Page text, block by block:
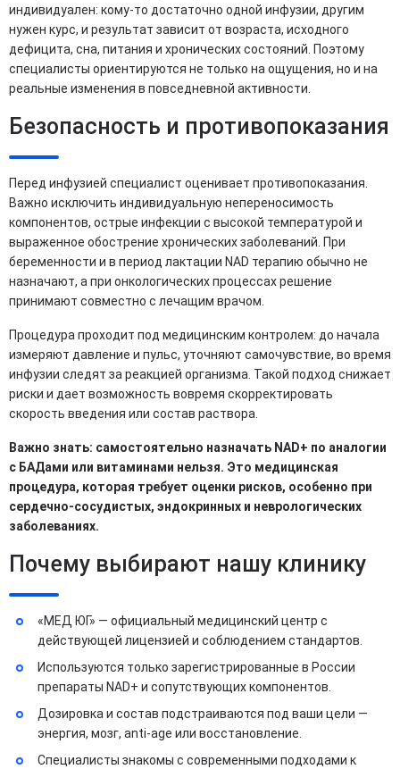
индивидуален: кому-то достаточно одной инфузии, другим
нужен курс, и результат зависит от возраста, исходного
дефицита, сна, питания и хронических состояний. Поэтому
специалисты ориентируются не только на ощущения, но и на
реальные изменения в повседневной активности.
Безопасность и противопоказания
Перед инфузией специалист оценивает противопоказания.
Важно исключить индивидуальную непереносимость
компонентов, острые инфекции с высокой температурой и
выраженное обострение хронических заболеваний. При
беременности и в период лактации NAD терапию обычно не
назначают, а при онкологических процессах решение
принимают совместно с лечащим врачом.
Процедура проходит под медицинским контролем: до начала
измеряют давление и пульс, уточняют самочувствие, во время
инфузии следят за реакцией организма. Такой подход снижает
риски и дает возможность вовремя скорректировать
скорость введения или состав раствора.
Важно знать: самостоятельно назначать NAD+ по аналогии
с БАДами или витаминами нельзя. Это медицинская
процедура, которая требует оценки рисков, особенно при
сердечно-сосудистых, эндокринных и неврологических
заболеваниях.
Почему выбирают нашу клинику
«МЕД ЮГ» — официальный медицинский центр с
действующей лицензией и соблюдением стандартов.
Используются только зарегистрированные в России
препараты NAD+ и сопутствующих компонентов.
Дозировка и состав подстраиваются под ваши цели —
энергия, мозг, anti-age или восстановление.
Специалисты знакомы с современными подходами к